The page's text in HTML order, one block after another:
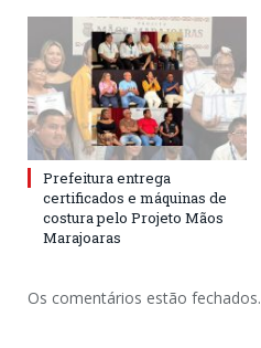
Prefeitura entrega
certificados e máquinas de
costura pelo Projeto Mãos
Marajoaras
Os comentários estão fechados.